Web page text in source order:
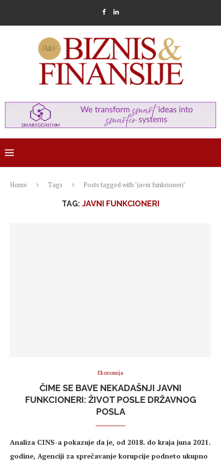
Home Tags Posts tagged with "javni funkcioneri"
TAG: JAVNI FUNKCIONERI
Ekonomija
ČIME SE BAVE NEKADAŠNJI JAVNI
FUNKCIONERI: ŽIVOT POSLE DRŽAVNOG
POSLA
Analiza CINS-a pokazuje da je, od 2018. do kraja juna 2021.
godine, Agenciji za sprečavanje korupcije podneto ukupno